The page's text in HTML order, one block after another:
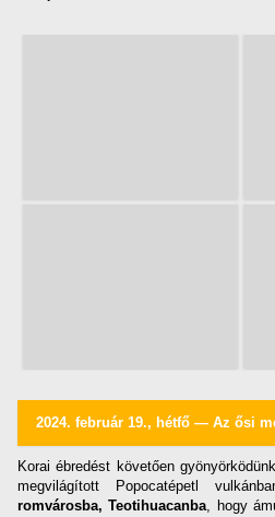
2024. február 19., hétfő — Az ősi
Korai ébredést követően
megvilágított Popocatépetl
romvárosba, Teotihuacanba , hogy